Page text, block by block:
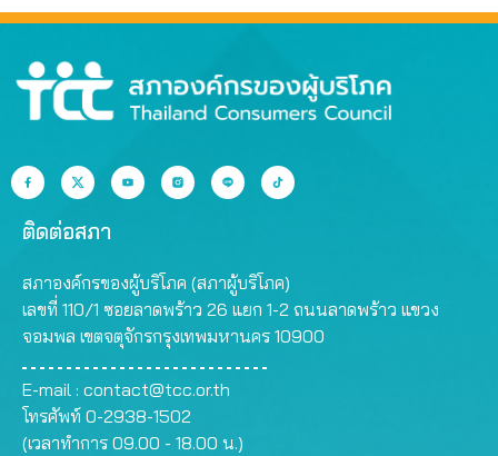
ติดต่อสภา
สภาองค์กรของผู้บริโภค (สภาผู้บริโภค)
เลขที่ 110/1 ซอยลาดพร้าว 26 แยก 1-2 ถนนลาดพร้าว แขวง
จอมพล เขตจตุจักรกรุงเทพมหานคร 10900
E-mail : contact@tcc.or.th
โทรศัพท์ 0-2938-1502
(เวลาทำการ 09.00 - 18.00 น.)